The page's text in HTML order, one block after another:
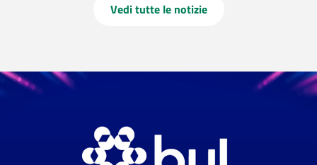
Vedi tutte le notizie